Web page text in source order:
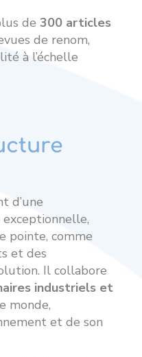
de 300 articles
de renom,
à l’échelle
d’une
pointe, comme
et des
Il collabore
industriels et
monde,
et de son